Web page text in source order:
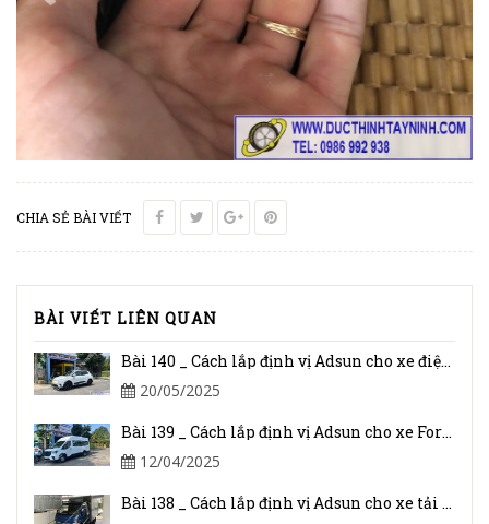
CHIA SẺ BÀI VIẾT
BÀI VIẾT LIÊN QUAN
Bài 140 _ Cách lắp định vị Adsun cho xe điện Vinfast VF e34
20/05/2025
Bài 139 _ Cách lắp định vị Adsun cho xe Ford Transit 2024
12/04/2025
Bài 138 _ Cách lắp định vị Adsun cho xe tải JAC 1.5 Tấn